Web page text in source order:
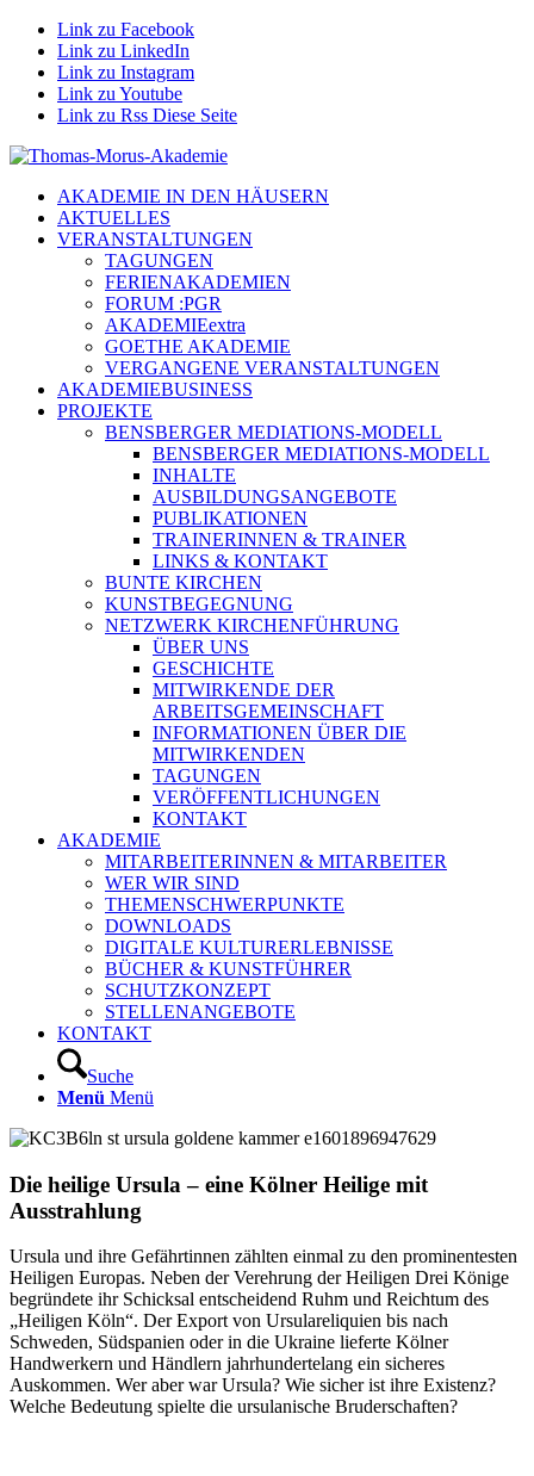
Link zu Facebook
Link zu LinkedIn
Link zu Instagram
Link zu Youtube
Link zu Rss Diese Seite
AKADEMIE IN DEN HÄUSERN
AKTUELLES
VERANSTALTUNGEN
TAGUNGEN
FERIENAKADEMIEN
FORUM :PGR
AKADEMIEextra
GOETHE AKADEMIE
VERGANGENE VERANSTALTUNGEN
AKADEMIEBUSINESS
PROJEKTE
BENSBERGER MEDIATIONS-MODELL
BENSBERGER MEDIATIONS-MODELL
INHALTE
AUSBILDUNGSANGEBOTE
PUBLIKATIONEN
TRAINERINNEN & TRAINER
LINKS & KONTAKT
BUNTE KIRCHEN
KUNSTBEGEGNUNG
NETZWERK KIRCHENFÜHRUNG
ÜBER UNS
GESCHICHTE
MITWIRKENDE DER
ARBEITSGEMEINSCHAFT
INFORMATIONEN ÜBER DIE
MITWIRKENDEN
TAGUNGEN
VERÖFFENTLICHUNGEN
KONTAKT
AKADEMIE
MITARBEITERINNEN & MITARBEITER
WER WIR SIND
THEMENSCHWERPUNKTE
DOWNLOADS
DIGITALE KULTURERLEBNISSE
BÜCHER & KUNSTFÜHRER
SCHUTZKONZEPT
STELLENANGEBOTE
KONTAKT
Suche
Menü Menü
Die heilige Ursula – eine Kölner Heilige mit
Ausstrahlung
Ursula und ihre Gefährtinnen zählten einmal zu den prominentesten
Heiligen Europas. Neben der Verehrung der Heiligen Drei Könige
begründete ihr Schicksal entscheidend Ruhm und Reichtum des
„Heiligen Köln“. Der Export von Ursulareliquien bis nach
Schweden, Südspanien oder in die Ukraine lieferte Kölner
Handwerkern und Händlern jahrhundertelang ein sicheres
Auskommen. Wer aber war Ursula? Wie sicher ist ihre Existenz?
Welche Bedeutung spielte die ursulanische Bruderschaften?